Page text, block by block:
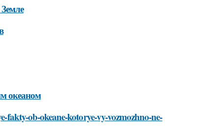
океаном
fakty-ob-okeane-kotorye-vy-vozmozhno-ne-